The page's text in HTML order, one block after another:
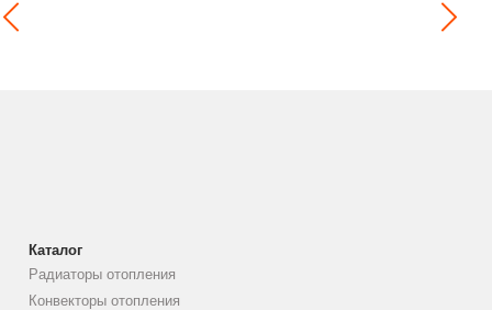
Каталог
Радиаторы отопления
Конвекторы отопления